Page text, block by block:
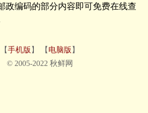
政编码的部分内容即可免费在线查
【手机版 】 【 电脑版 】
© 2005-2022 秋鲜网